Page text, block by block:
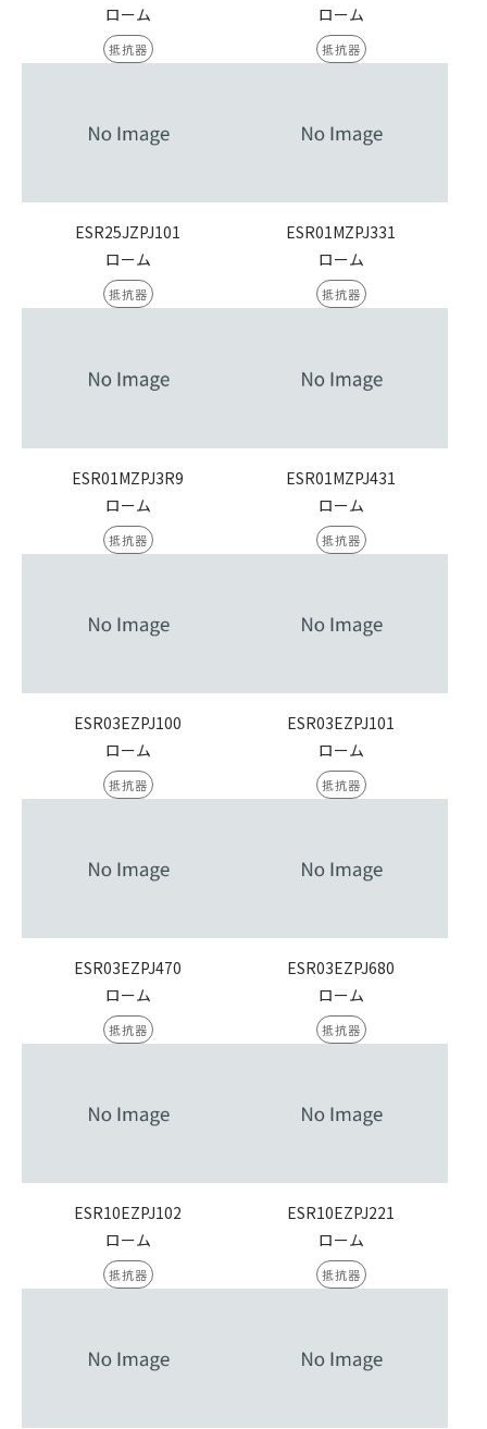
ローム
抵抗器
ローム
抵抗器
ESR25JZPJ101
ローム
抵抗器
ESR01MZPJ331
ローム
抵抗器
ESR01MZPJ3R9
ローム
抵抗器
ESR01MZPJ431
ローム
抵抗器
ESR03EZPJ100
ローム
抵抗器
ESR03EZPJ101
ローム
抵抗器
ESR03EZPJ470
ローム
抵抗器
ESR03EZPJ680
ローム
抵抗器
ESR10EZPJ102
ローム
抵抗器
ESR10EZPJ221
ローム
抵抗器